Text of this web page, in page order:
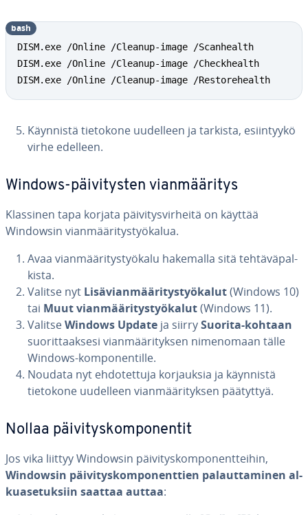
DISM.exe /Online /Cleanup-image /Scanhealth
DISM.exe /Online /Cleanup-image /Checkhealth
DISM.exe /Online /Cleanup-image /Restorehealth
bash
Käynnistä tietokone uudelleen ja tarkista, esiin­tyy­kö
virhe edelleen.
Windows-päi­vi­tys­ten vian­mää­ri­tys
Klassinen tapa korjata päi­vi­tys­vir­hei­tä on käyttää
Windowsin vian­mää­ri­tys­työ­ka­lua.
Avaa vian­mää­ri­tys­työ­ka­lu hakemalla sitä teh­tä­vä­pal­
kis­ta.
Valitse nyt Li­sä­vian­mää­ri­tys­työ­ka­lut(Windows 10)
tai Muut vian­mää­ri­tys­työ­ka­lut(Windows 11).
ValitseWindows Update ja siirrySuorita-kohtaan
suo­rit­taak­se­si vian­mää­ri­tyk­sen ni­me­no­maan tälle
Windows-kom­po­nen­til­le.
Noudata nyt eh­do­tet­tu­ja kor­jauk­sia ja käynnistä
tietokone uudelleen vian­mää­ri­tyk­sen päätyttyä.
Nollaa päi­vi­tys­kom­po­nen­tit
Jos vika liittyy Windowsin päi­vi­tys­kom­po­nent­tei­hin,
Windowsin päi­vi­tys­kom­po­nent­tien pa­laut­ta­mi­nen al­
kua­se­tuk­siin saattaa auttaa: